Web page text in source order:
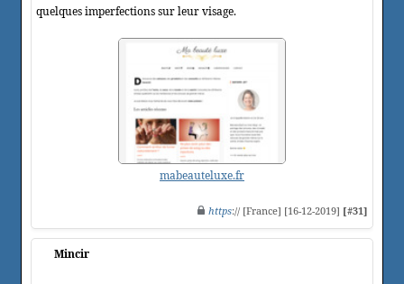
quelques imperfections sur leur visage.
mabeauteluxe.fr
https:// [France] [16-12-2019] [#31]
Mincir